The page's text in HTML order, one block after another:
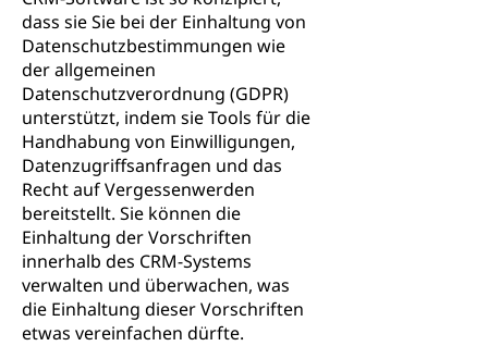
dass sie Sie bei der Einhaltung von
Datenschutzbestimmungen wie
der allgemeinen
Datenschutzverordnung (GDPR)
unterstützt, indem sie Tools für die
Handhabung von Einwilligungen,
Datenzugriffsanfragen und das
Recht auf Vergessenwerden
bereitstellt. Sie können die
Einhaltung der Vorschriften
innerhalb des CRM-Systems
verwalten und überwachen, was
die Einhaltung dieser Vorschriften
etwas vereinfachen dürfte.